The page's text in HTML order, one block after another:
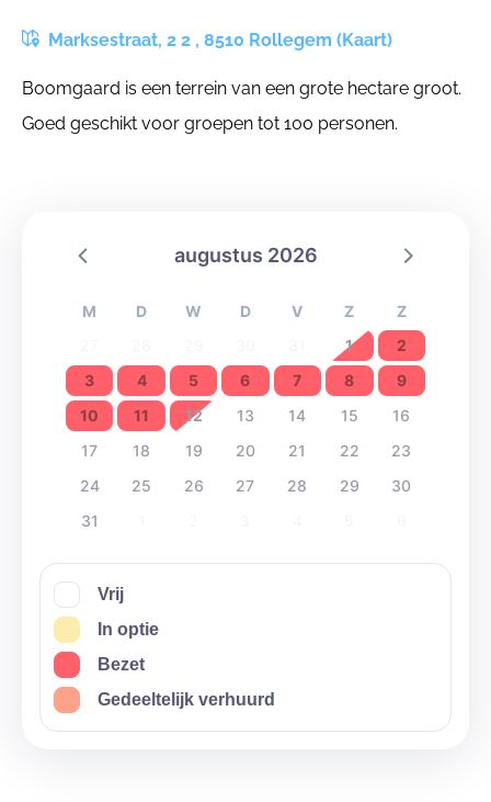
Marksestraat, 2 2 , 8510 Rollegem (Kaart)
Boomgaard is een terrein van een grote hectare groot.
Goed geschikt voor groepen tot 100 personen.
augustus 2026
M D W D V Z
Z
1
2
3
4 5 6 7 8
9
10
11 12 13 14 15
16
17
18 19 20 21 22
23
24
25 26 27 28 29
30
31
Vrij
In optie
Bezet
Gedeeltelijk verhuurd